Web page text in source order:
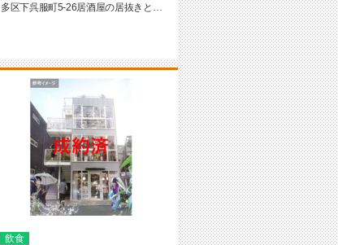
多区下呉服町5-26居酒屋の居抜きとな
飲食